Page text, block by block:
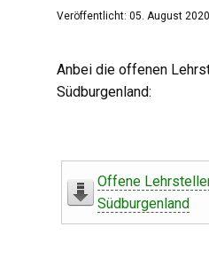
Veröffentlicht: 05. August 2020
Anbei die offenen
Südburgenland:
Offene
Südburgenland